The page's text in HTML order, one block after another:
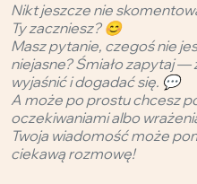
Nikt jeszcze nie
Ty zaczniesz? 😊
Masz pytanie, czegoś nie
niejasne? Śmiało zapytaj
wyjaśnić i dogadać się. 💬
A może po prostu chcesz
oczekiwaniami albo
Twoja wiadomość może
ciekawą rozmowę!